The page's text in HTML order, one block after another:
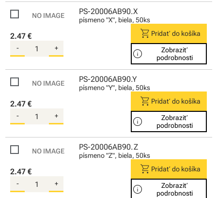
PS-20006AB90.X
písmeno "X", biela, 50ks
2.47 €
- +
shopping_cart Pridať do košíka
info
Zobraziť
podrobnosti
PS-20006AB90.Y
písmeno "Y", biela, 50ks
2.47 €
- +
shopping_cart Pridať do košíka
info
Zobraziť
podrobnosti
PS-20006AB90.Z
písmeno "Z", biela, 50ks
2.47 €
- +
shopping_cart Pridať do košíka
info
Zobraziť
podrobnosti